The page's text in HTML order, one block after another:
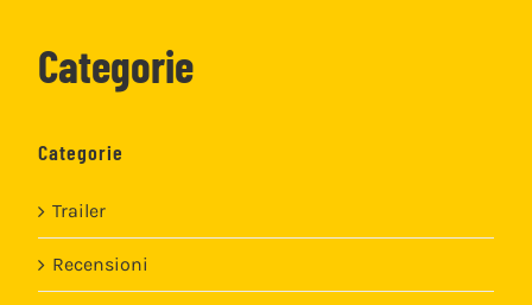
Categorie
Categorie
Trailer
Recensioni